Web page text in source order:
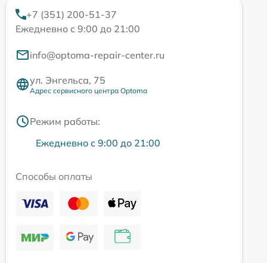
+7 (351) 200-51-37
Ежедневно с 9:00 до 21:00
info@optoma-repair-center.ru
ул. Энгельса, 75
Адрес сервисного центра Optoma
Режим работы:
Ежедневно с 9:00 до 21:00
Способы оплаты